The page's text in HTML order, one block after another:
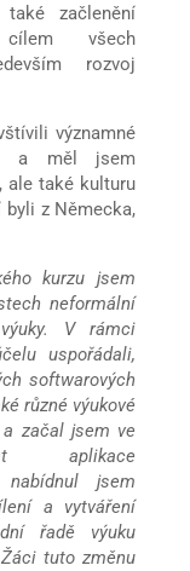
začlenění
všech
rozvoj
významné
a měl jsem
ale také kulturu
z Německa,
kurzu jsem
neformální
V rámci
uspořádali,
softwarových
různé výukové
začal jsem ve
aplikace
jsem
a vytváření
řadě výuku
tuto změnu